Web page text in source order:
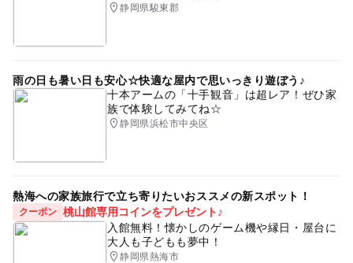
静岡県駿東郡
雨の日も暑い日も安心☆快適な屋内で思いっきり遊ぼう♪
十本アームの「十手観音」は超レア！ぜひ家
族で体験してみてね☆
静岡県浜松市中央区
熱海への家族旅行で立ち寄りたいおススメの新スポット！
クーポン 桃山館専用コインをプレゼント♪
入館無料！懐かしのゲーム機や縁日・屋台に
大人も子どもも夢中！
静岡県熱海市